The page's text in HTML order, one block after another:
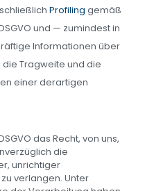
Profiling gemäß
und — zumindest in
Informationen über
Tragweite und die
einer derartigen
das Recht, von uns,
die
unrichtiger
verlangen. Unter